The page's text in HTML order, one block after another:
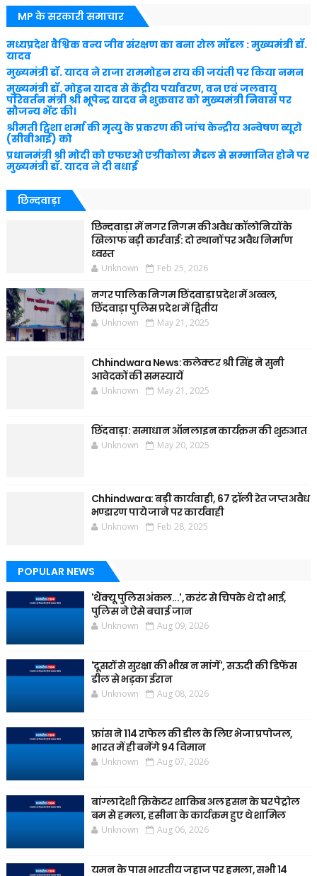
MP के सरकारी समाचार
मध्यप्रदेश वैश्विक वन्य जीव संरक्षण का बना रोल मॉडल : मुख्यमंत्री डॉ.
यादव
मुख्यमंत्री डॉ. यादव ने राजा राममोहन राय की जयंती पर किया नमन
मुख्यमंत्री डॉ. मोहन यादव से केंद्रीय पर्यावरण, वन एवं जलवायु
परिवर्तन मंत्री श्री भूपेन्द्र यादव ने शुक्रवार को मुख्यमंत्री निवास पर
सौजन्य भेंट की।
श्रीमती ट्विशा शर्मा की मृत्यु के प्रकरण की जांच केन्द्रीय अन्वेषण ब्यूरो
(सीबीआई) को
प्रधानमंत्री श्री मोदी को एफएओ एग्रीकोला मैडल से सम्मानित होने पर
मुख्यमंत्री डॉ. यादव ने दी बधाई
छिन्दवाड़ा
छिन्दवाड़ा में नगर निगम की अवैध कॉलोनियों के
खिलाफ बड़ी कार्रवाई: दो स्थानों पर अवैध निर्माण
ध्वस्त
Unknown Feb 25, 2026
नगर पालिक निगम छिंदवाड़ा प्रदेश में अव्वल,
छिंदवाड़ा पुलिस प्रदेश में द्वितीय
Unknown May 21, 2025
Chhindwara News: कलेक्टर श्री सिंह ने सुनी
आवेदकों की समस्यायें
Unknown May 21, 2025
छिंदवाड़ा: समाधान ऑनलाइन कार्यक्रम की शुरुआत
Unknown May 20, 2025
Chhindwara: बड़ी कार्यवाही, 67 ट्रॉली रेत जप्त अवैध
भण्डारण पाये जाने पर कार्यवाही
Unknown Feb 28, 2025
POPULAR NEWS
'थैंक्यू पुलिस अंकल...', करंट से चिपके थे दो भाई,
पुलिस ने ऐसे बचाई जान
Unknown Aug 09, 2026
'दूसरों से सुरक्षा की भीख न मांगें', सऊदी की डिफेंस
डील से भड़का ईरान
Unknown Aug 08, 2026
फ्रांस ने 114 राफेल की डील के लिए भेजा प्रपोजल,
भारत में ही बनेंगे 94 विमान
Unknown Aug 07, 2026
बांग्लादेशी क्रिकेटर शाकिब अल हसन के घर पेट्रोल
बम से हमला, हसीना के कार्यक्रम हुए थे शामिल
Unknown Aug 06, 2026
यमन के पास भारतीय जहाज पर हमला, सभी 14